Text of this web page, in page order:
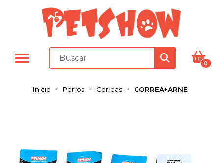
0
Inicio Perros Correas CORREA+ARNE